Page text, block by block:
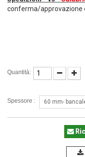
conferma/approvazione
Quantità:
Spessore : 60 mm-